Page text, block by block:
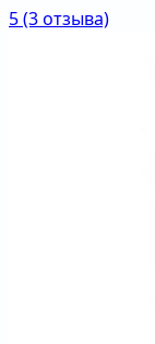
5(3 отзыва)